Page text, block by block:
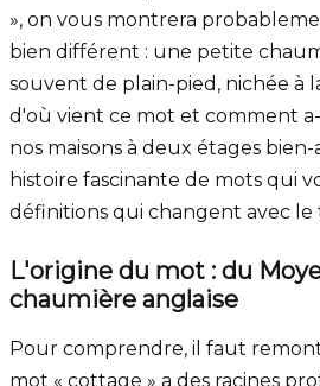
», on vous montrera
bien différent : une petite
souvent de plain-pied, nichée à
d'où vient ce mot et comment
nos maisons à deux étages bien-
histoire fascinante de mots qui
définitions qui changent avec
L'origine du mot : du
chaumière anglaise
Pour comprendre, il faut
mot « cottage » a des racines